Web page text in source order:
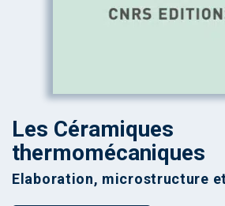
Les Céramiques
thermomécaniques
Elaboration, microstructure